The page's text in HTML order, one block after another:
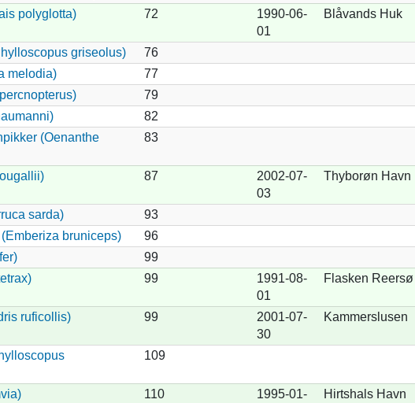
polyglotta) 72
1990-06-
01
Blåvands Huk
griseolus)
76
melodia)
77
79
82
(Oenanthe
83
87
2002-07-
03
Thyborøn Havn
sarda)
93
bruniceps)
96
99
99
1991-08-
01
Flasken Reersø
ruficollis) 99
2001-07-
30
Kammerslusen
109
110
1995-01-
Hirtshals Havn